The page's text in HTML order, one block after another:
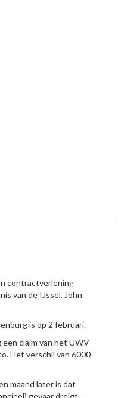
contractverlening
van de IJssel, John
is op 2 februari.
claim van het UWV
Het verschil van 6000
maand later is dat
gevaar dreigt.